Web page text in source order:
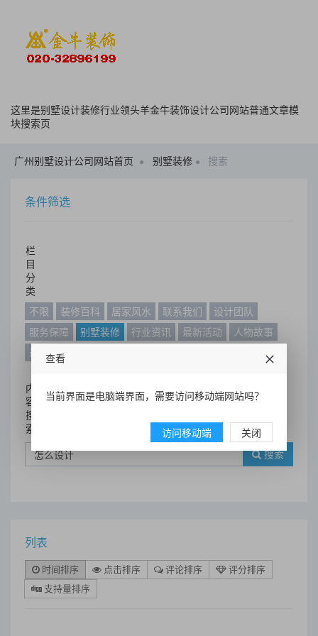
这里是别墅设计装修行业领头羊金牛装饰设计公司网站普通文章模
块搜索页
广州别墅设计公司网站首页 别墅装修 搜索
条件筛选
栏
目
分
类
不限
装修百科 居家风水 联系我们
设计团队
服务保障
别墅装修 行业资讯 最新活动
人物故事
最新动态
内
容
搜
索
搜索
列表
时间排序 点击排序 评论排序
评分排序
支持量排序
查看
当前界面是电脑端界面，需要访问移动端网站吗？
访问移动端 关闭